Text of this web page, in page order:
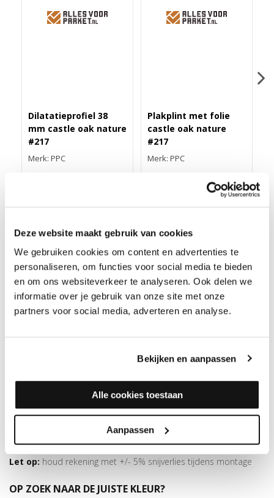
Deze website maakt gebruik van cookies
We gebruiken cookies om content en advertenties te
personaliseren, om functies voor social media te bieden
en om ons websiteverkeer te analyseren. Ook delen we
informatie over je gebruik van onze site met onze
partners voor social media, adverteren en analyse.
Bekijken en aanpassen
Alle cookies toestaan
Aanpassen
Dilatatieprofiel 38
mm castle oak nature
#217
Merk: PPC
Plakplint met folie
castle oak nature
#217
Merk: PPC
DUO-HOEKLIJNPROFIEL 30MM CASTLE OAK NATURE
#217
Dit 30 mm duo-hoeklijnprofiel van geanodiseerd aluminium is
24,5 mm breed en 200 cm lang. Het is zelfklevend en in meer
dan175 kleuren folieverkrijgbaar. Dit profiel is voorzien van twee
worden.
Goed voor het opvangen van hoogteverschillen van max. 8
In deze kleur is ook eenhoeklijnprofielbeschikbaar van 24,5 x
Let op: houd rekening met +/- 5% snijverlies tijdens montage
OP ZOEK NAAR DE JUISTE KLEUR?